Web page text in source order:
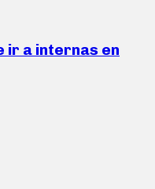
ir a internas en